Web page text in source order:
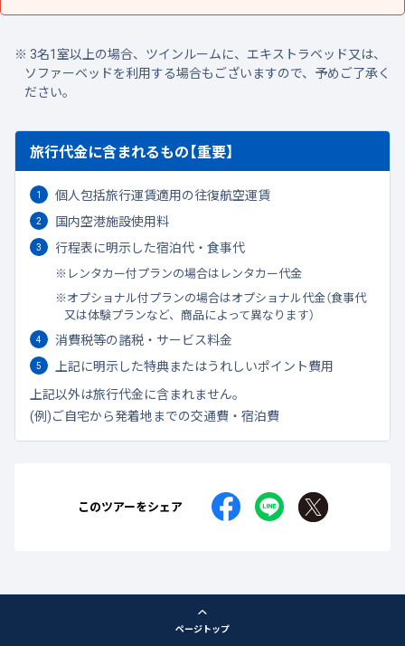
3名1室以上の場合、ツインルームに、エキストラベッド又は、
ソファーベッドを利用する場合もございますので、予めご了承く
ださい。
旅行代金に含まれるもの【重要】
個人包括旅行運賃適用の往復航空運賃
国内空港施設使用料
行程表に明示した宿泊代・食事代
レンタカー付プランの場合はレンタカー代金
オプショナル付プランの場合はオプショナル代金（食事代
又は体験プランなど、商品によって異なります）
消費税等の諸税・サービス料金
上記に明示した特典またはうれしいポイント費用
上記以外は旅行代金に含まれません。
(例)ご自宅から発着地までの交通費・宿泊費
このツアーをシェア
ページトップ